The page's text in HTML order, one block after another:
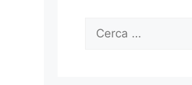
Ricerca